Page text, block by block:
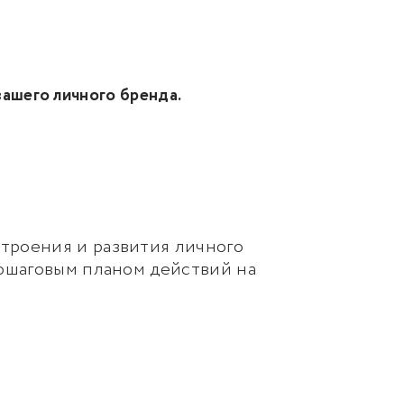
личного бренда.
и развития личного
планом действий на